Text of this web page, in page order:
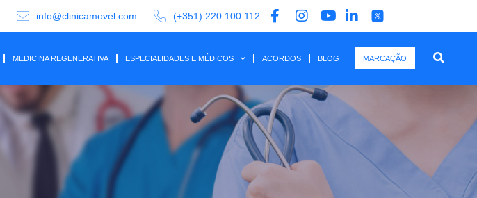
info@clinicamovel.com (+351) 220 100 112
MEDICINA REGENERATIVA ESPECIALIDADES E MÉDICOS ACORDOS BLOG MARCAÇÃO